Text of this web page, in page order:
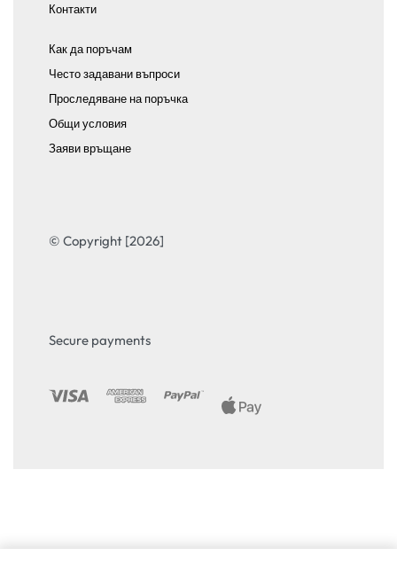
Контакти
Как да поръчам
Често задавани въпроси
Проследяване на поръчка
Общи условия
Заяви връщане
© Copyright [2026]
Secure payments